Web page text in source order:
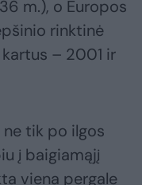
m.), o Europos
rinktinė
– 2001 ir
tik po ilgos
į baigiamąjį
viena pergale